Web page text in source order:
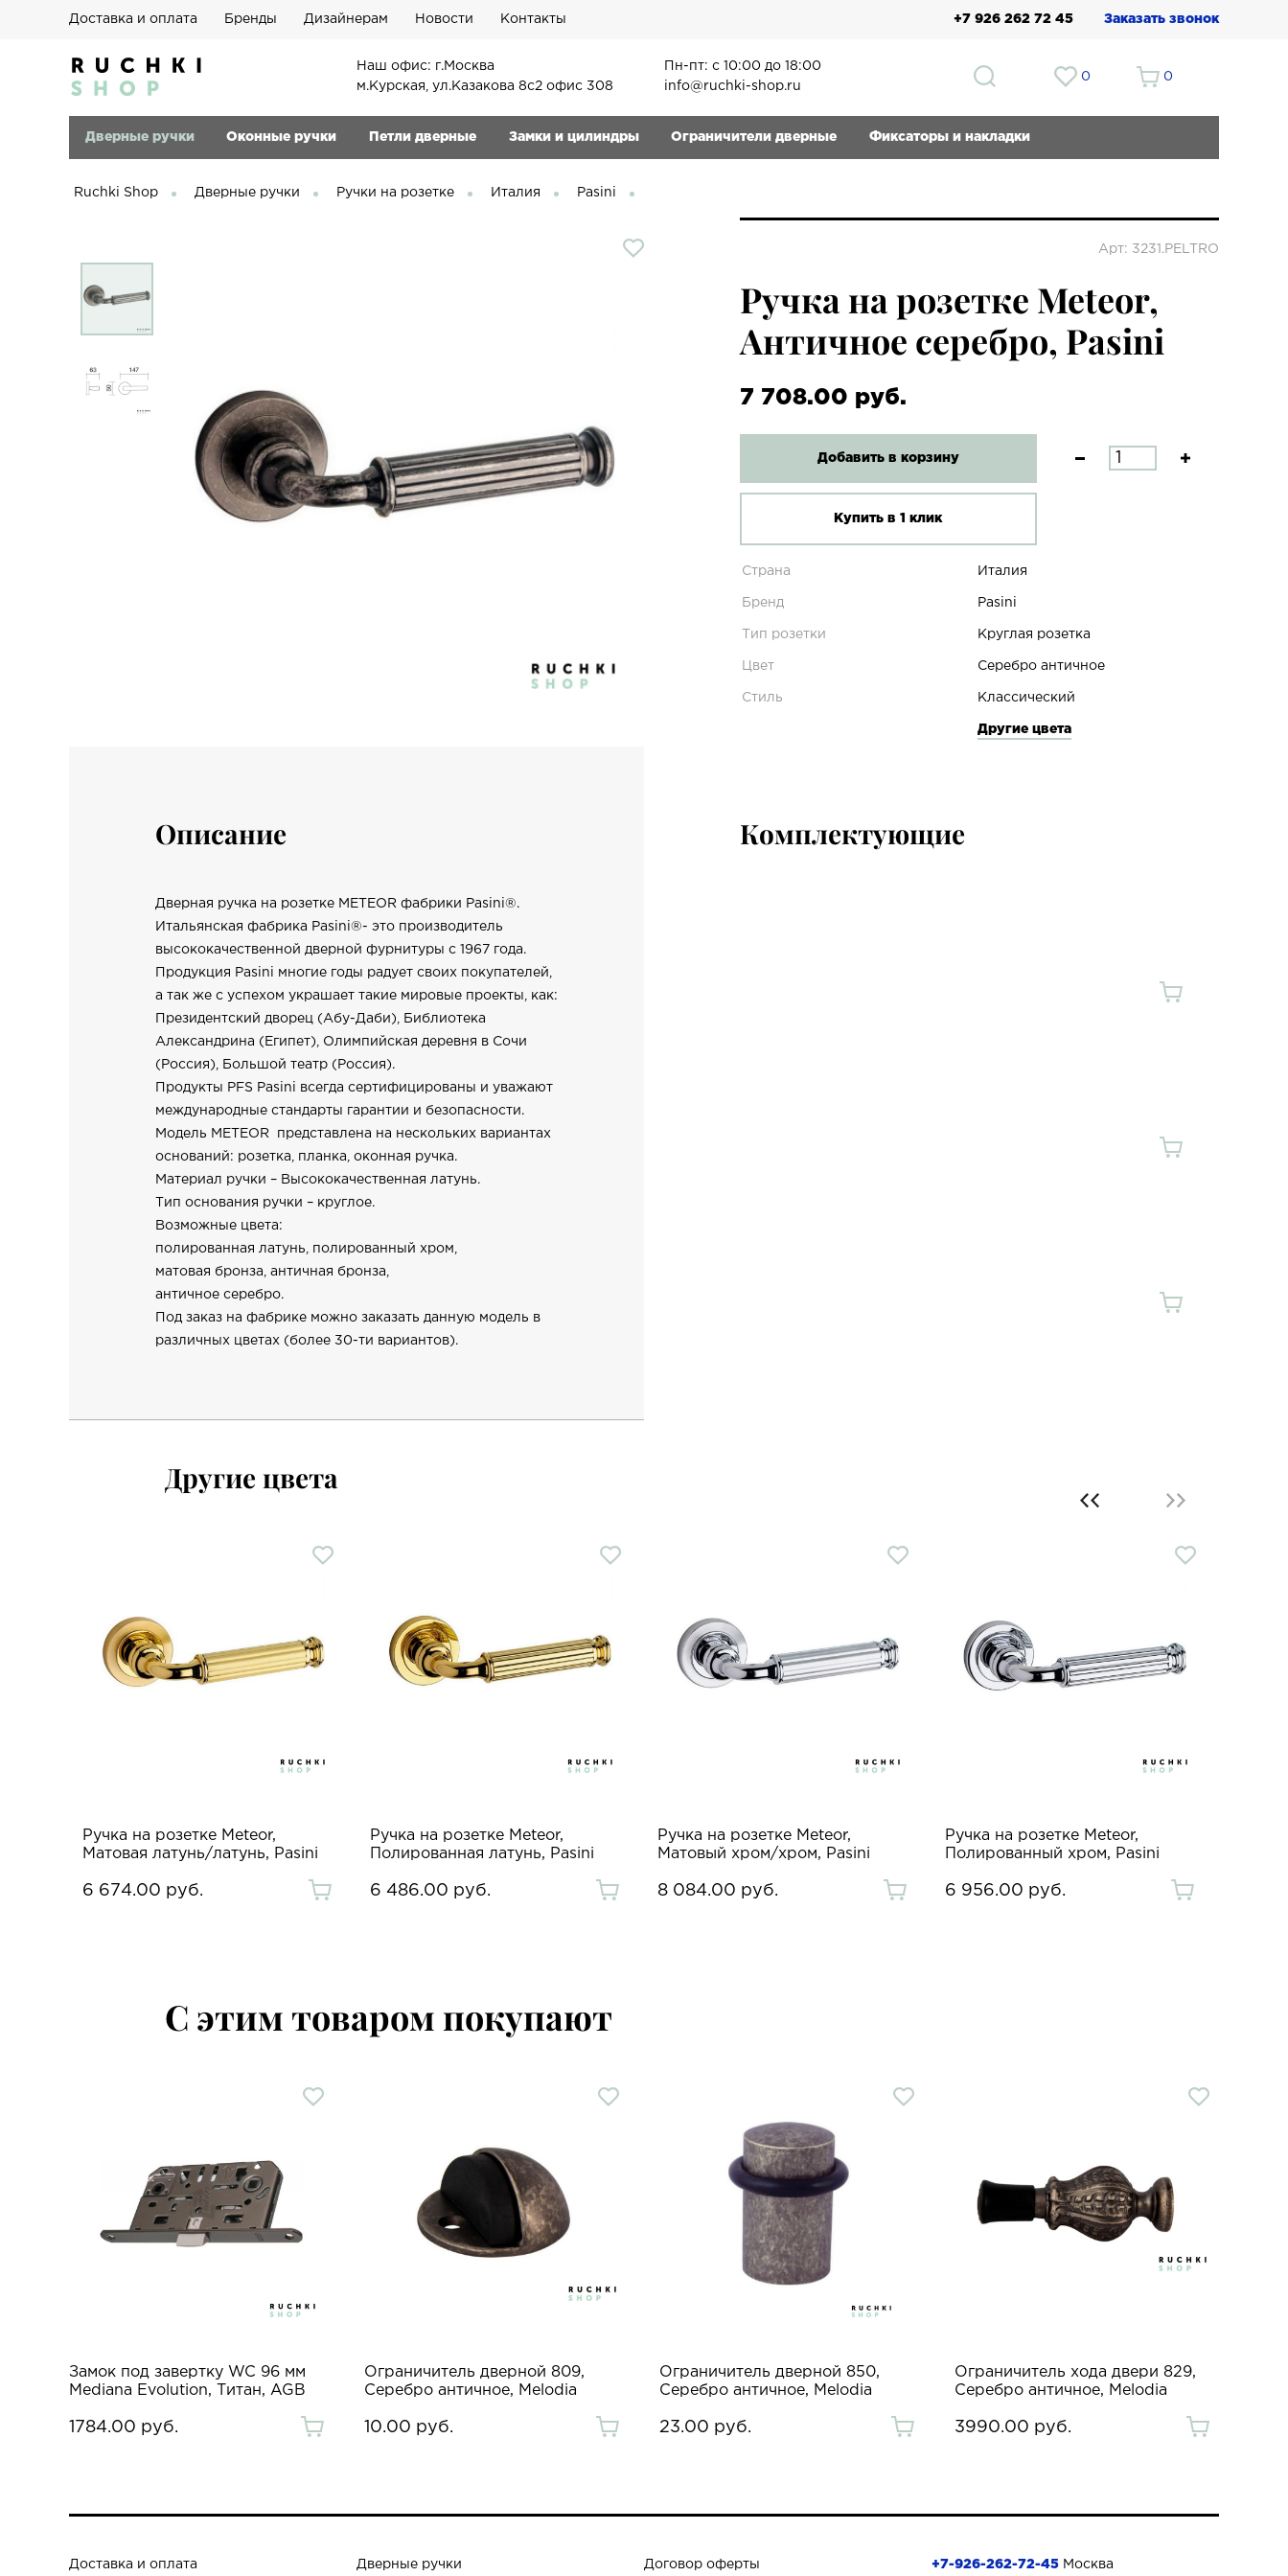
Доставка и оплата Бренды Дизайнерам Новости Контакты +7 926 262 72 45 Заказать звонок
Наш офис: г.Москва
м.Курская, ул.Казакова 8с2 офис 308
Пн-пт: с 10:00 до 18:00
info@ruchki-shop.ru
0 0
Дверные ручки Оконные ручки Петли дверные Замки и цилиндры Ограничители дверные Фиксаторы и накладки
Ruchki Shop Дверные ручки Ручки на розетке Италия Pasini
Арт: 3231.PELTRO
Ручка на розетке Meteor,
Античное серебро, Pasini
7 708.00 руб.
Добавить в корзину
Купить в 1 клик
Страна Италия
Бренд Pasini
Тип розетки Круглая розетка
Цвет Серебро античное
Стиль Классический
Другие цвета
Описание
Дверная ручка на розетке METEOR фабрики Pasini®.
Итальянская фабрика Pasini®- это производитель
высококачественной дверной фурнитуры c 1967 года.
Продукция Pasini многие годы радует своих покупателей,
а так же с успехом украшает такие мировые проекты, как:
Президентский дворец (Абу-Даби), Библиотека
Александрина (Египет), Олимпийская деревня в Сочи
(Россия), Большой театр (Россия).
Продукты PFS Pasini всегда сертифицированы и уважают
международные стандарты гарантии и безопасности.
Модель METEOR представлена на нескольких вариантах
оснований: розетка, планка, оконная ручка.
Материал ручки – Высококачественная латунь.
Тип основания ручки – круглое.
Возможные цвета:
полированная латунь, полированный хром,
матовая бронза, античная бронза,
античное серебро.
Под заказ на фабрике можно заказать данную модель в
различных цветах (более 30-ти вариантов).
Комплектующие
Другие цвета
Ручка на розетке Meteor,
Матовая латунь/латунь, Pasini
6 674.00 руб.
Ручка на розетке Meteor,
Полированная латунь, Pasini
6 486.00 руб.
Ручка на розетке Meteor,
Матовый хром/хром, Pasini
8 084.00 руб.
Ручка на розетке Meteor,
Полированный хром, Pasini
6 956.00 руб.
С этим товаром покупают
Замок под завертку WC 96 мм
Mediana Evolution, Титан, AGB
1784.00 руб.
Ограничитель дверной 809,
Серебро античное, Melodia
10.00 руб.
Ограничитель дверной 850,
Серебро античное, Melodia
23.00 руб.
Ограничитель хода двери 829,
Серебро античное, Melodia
3990.00 руб.
Доставка и оплата Дверные ручки Договор оферты +7-926-262-72-45Москва